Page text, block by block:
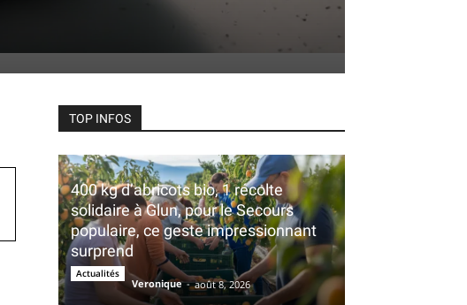
TOP INFOS
400 kg d’abricots bio, 1 récolte
solidaire à Glun, pour le Secours
populaire, ce geste impressionnant
surprend
Actualités
Veronique - août 8, 2026